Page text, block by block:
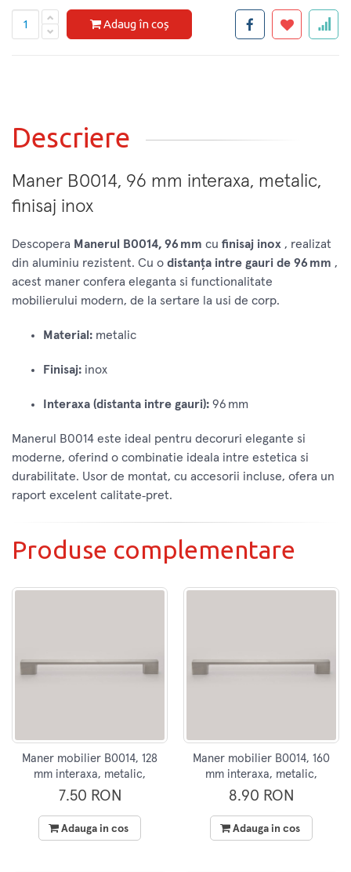
Adaug în coș
Descriere
Maner B0014, 96 mm interaxa, metalic,
finisaj inox
Descopera Manerul B0014, 96 mm cu finisaj inox , realizat
din aluminiu rezistent. Cu o distanța intre gauri de 96 mm ,
acest maner confera eleganta si functionalitate
mobilierului modern, de la sertare la usi de corp.
Material: metalic
Finisaj: inox
Interaxa (distanta intre gauri): 96 mm
Manerul B0014 este ideal pentru decoruri elegante si
moderne, oferind o combinatie ideala intre estetica si
durabilitate. Usor de montat, cu accesorii incluse, ofera un
raport excelent calitate‑pret.
Produse complementare
Maner mobilier B0014, 128
mm interaxa, metalic,
finisaj inox
7.50 RON
Adauga in cos
Maner mobilier B0014, 160
mm interaxa, metalic,
finisaj inox
8.90 RON
Adauga in cos